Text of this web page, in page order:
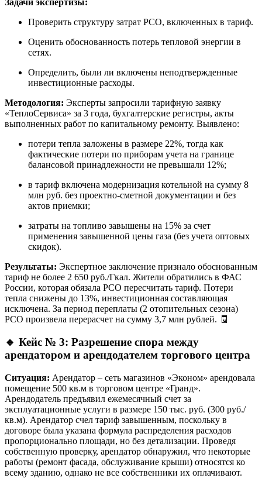
Задачи экспертизы:
Проверить структуру затрат РСО, включенных в тариф.
Оценить обоснованность потерь тепловой энергии в
сетях.
Определить, были ли включены неподтвержденные
инвестиционные расходы.
Методология: Эксперты запросили тарифную заявку
«ТеплоСервиса» за 3 года, бухгалтерские регистры, акты
выполненных работ по капитальному ремонту. Выявлено:
потери тепла заложены в размере 22%, тогда как
фактические потери по приборам учета на границе
балансовой принадлежности не превышали 12%;
в тариф включена модернизация котельной на сумму 8
млн руб. без проектно-сметной документации и без
актов приемки;
затраты на топливо завышены на 15% за счет
применения завышенной цены газа (без учета оптовых
скидок).
Результаты: Экспертное заключение признало обоснованным
тариф не более 2 650 руб./Гкал. Жители обратились в ФАС
России, которая обязала РСО пересчитать тариф. Потери
тепла снижены до 13%, инвестиционная составляющая
исключена. За период переплаты (2 отопительных сезона)
РСО произвела перерасчет на сумму 3,7 млн рублей. 🧾
🔹 Кейс № 3: Разрешение спора между
арендатором и арендодателем торгового центра
Ситуация: Арендатор – сеть магазинов «Эконом» арендовала
помещение 500 кв.м в торговом центре «Гранд».
Арендодатель предъявил ежемесячный счет за
эксплуатационные услуги в размере 150 тыс. руб. (300 руб./
кв.м). Арендатор счел тариф завышенным, поскольку в
договоре была указана формула распределения расходов
пропорционально площади, но без детализации. Проведя
собственную проверку, арендатор обнаружил, что некоторые
работы (ремонт фасада, обслуживание крыши) относятся ко
всему зданию, однако не все собственники их оплачивают.